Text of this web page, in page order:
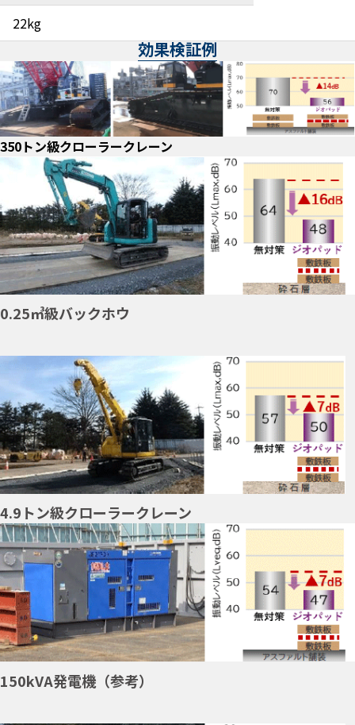
22kg
効果検証例
350トン級クローラークレーン
0.25㎥級バックホウ
4.9トン級クローラークレーン
150kVA発電機（参考）